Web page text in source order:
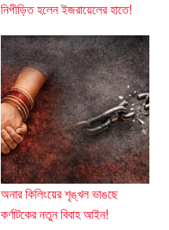
নিপীড়িত হলেন ইজরায়েলের হাতে!
অনার কিলিংয়ের শৃঙ্খল ভাঙছে
কর্ণাটকের নতুন বিবাহ আইন!